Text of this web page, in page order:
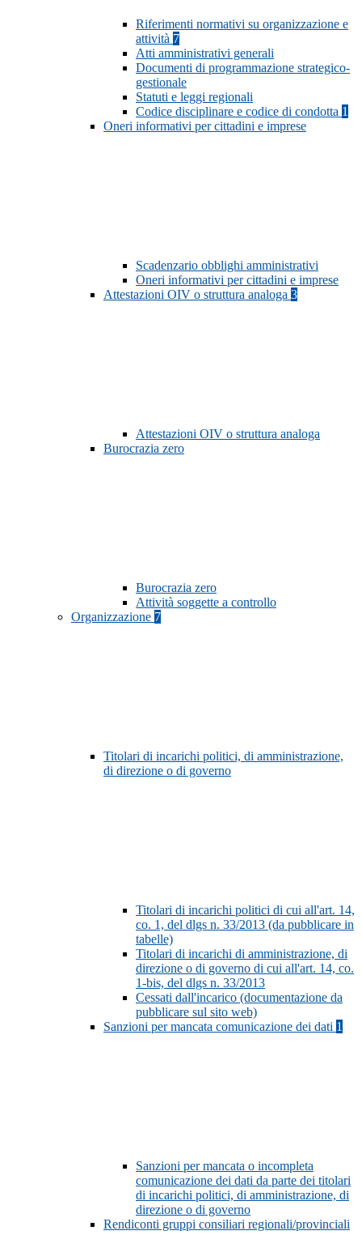
Riferimenti normativi su organizzazione e
attività 7
Atti amministrativi generali
Documenti di programmazione strategico-
gestionale
Statuti e leggi regionali
Codice disciplinare e codice di condotta 1
Oneri informativi per cittadini e imprese
Scadenzario obblighi amministrativi
Oneri informativi per cittadini e imprese
Attestazioni OIV o struttura analoga 3
Attestazioni OIV o struttura analoga
Burocrazia zero
Burocrazia zero
Attività soggette a controllo
Organizzazione 7
Titolari di incarichi politici, di amministrazione,
di direzione o di governo
Titolari di incarichi politici di cui all'art. 14,
co. 1, del dlgs n. 33/2013 (da pubblicare in
tabelle)
Titolari di incarichi di amministrazione, di
direzione o di governo di cui all'art. 14, co.
1-bis, del dlgs n. 33/2013
Cessati dall'incarico (documentazione da
pubblicare sul sito web)
Sanzioni per mancata comunicazione dei dati 1
Sanzioni per mancata o incompleta
comunicazione dei dati da parte dei titolari
di incarichi politici, di amministrazione, di
direzione o di governo
Rendiconti gruppi consiliari regionali/provinciali